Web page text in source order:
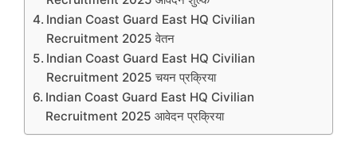
Indian Coast Guard East HQ Civilian
Recruitment 2025 वेतन
Indian Coast Guard East HQ Civilian
Recruitment 2025 चयन प्रक्रिया
Indian Coast Guard East HQ Civilian
Recruitment 2025 आवेदन प्रक्रिया